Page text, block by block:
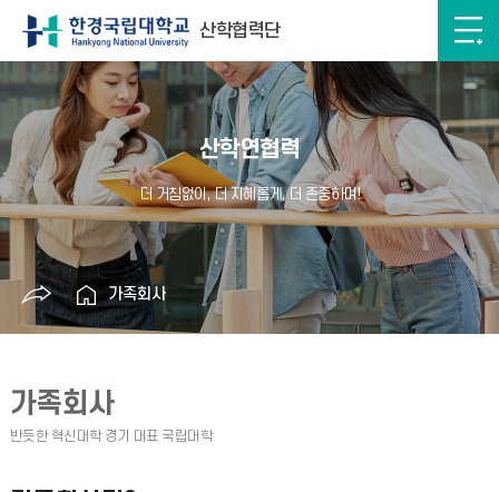
산학협력단
산학연협력
가족회사
가족회사